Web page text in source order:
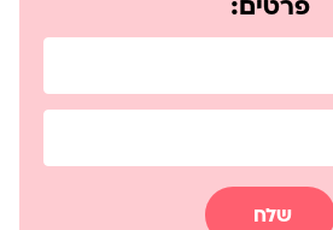
פרטים:
שלח